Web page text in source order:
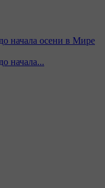
начала осени в Мире
начала...